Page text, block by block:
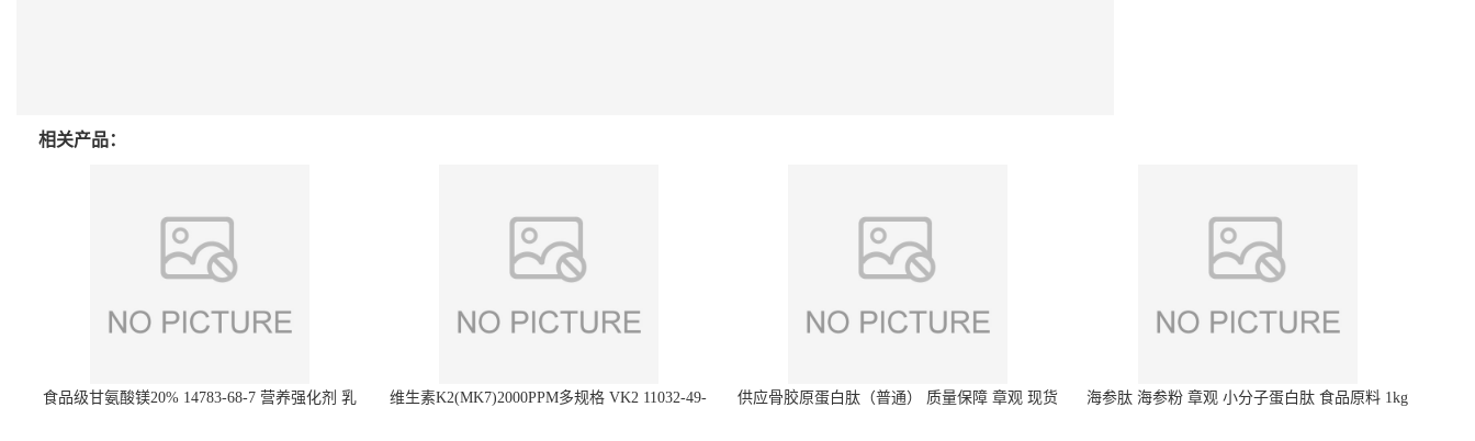
相关产品：
食品级甘氨酸镁20% 14783-68-7 营养强化剂 乳
维生素K2(MK7)2000PPM多规格 VK2 11032-49-
供应骨胶原蛋白肽（普通） 质量保障 章观 现货
海参肽 海参粉 章观 小分子蛋白肽 食品原料 1kg